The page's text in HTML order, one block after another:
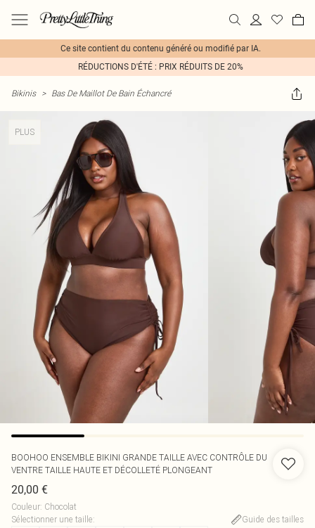
Ce site contient du contenu généré ou modifié par IA.
RÉDUCTIONS D'ÉTÉ : PRIX RÉDUITS DE 20%
Bikinis > Bas De Maillot De Bain Échancré
PLUS
BOOHOO ENSEMBLE BIKINI GRANDE TAILLE AVEC CONTRÔLE DU
VENTRE TAILLE HAUTE ET DÉCOLLETÉ PLONGEANT
20,00 €
Couleur: Chocolat
Sélectionner une taille:
Guide des tailles